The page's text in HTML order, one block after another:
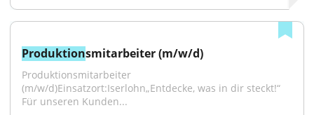
Produktionsmitarbeiter (m/w/d)
Produktionsmitarbeiter
(m/w/d)Einsatzort:Iserlohn„Entdecke, was in dir steckt!“
Für unseren Kunden...